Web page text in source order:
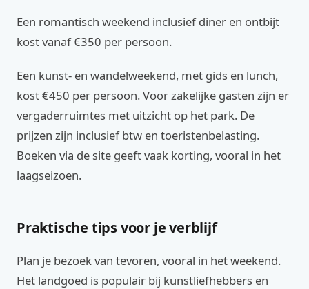
Een romantisch weekend inclusief diner en ontbijt
kost vanaf €350 per persoon.
Een kunst- en wandelweekend, met gids en lunch,
kost €450 per persoon. Voor zakelijke gasten zijn er
vergaderruimtes met uitzicht op het park. De
prijzen zijn inclusief btw en toeristenbelasting.
Boeken via de site geeft vaak korting, vooral in het
laagseizoen.
Praktische tips voor je verblijf
Plan je bezoek van tevoren, vooral in het weekend.
Het landgoed is populair bij kunstliefhebbers en